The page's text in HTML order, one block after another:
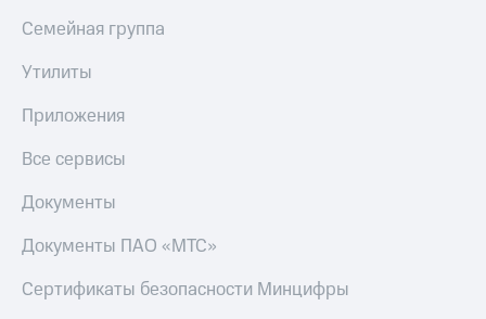
Семейная группа
Утилиты
Приложения
Все сервисы
Документы
Документы ПАО «МТС»
Сертификаты безопасности Минцифры